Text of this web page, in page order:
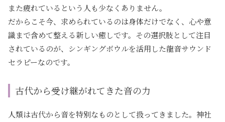
また疲れているという人も少なくありません。
だからこそ今、求められているのは身体だけでなく、心や意
識まで含めて整える新しい癒しです。その選択肢として注目
されているのが、シンギングボウルを活用した龍音サウンド
セラピーなのです。
古代から受け継がれてきた音の力
人類は古代から音を特別なものとして扱ってきました。神社